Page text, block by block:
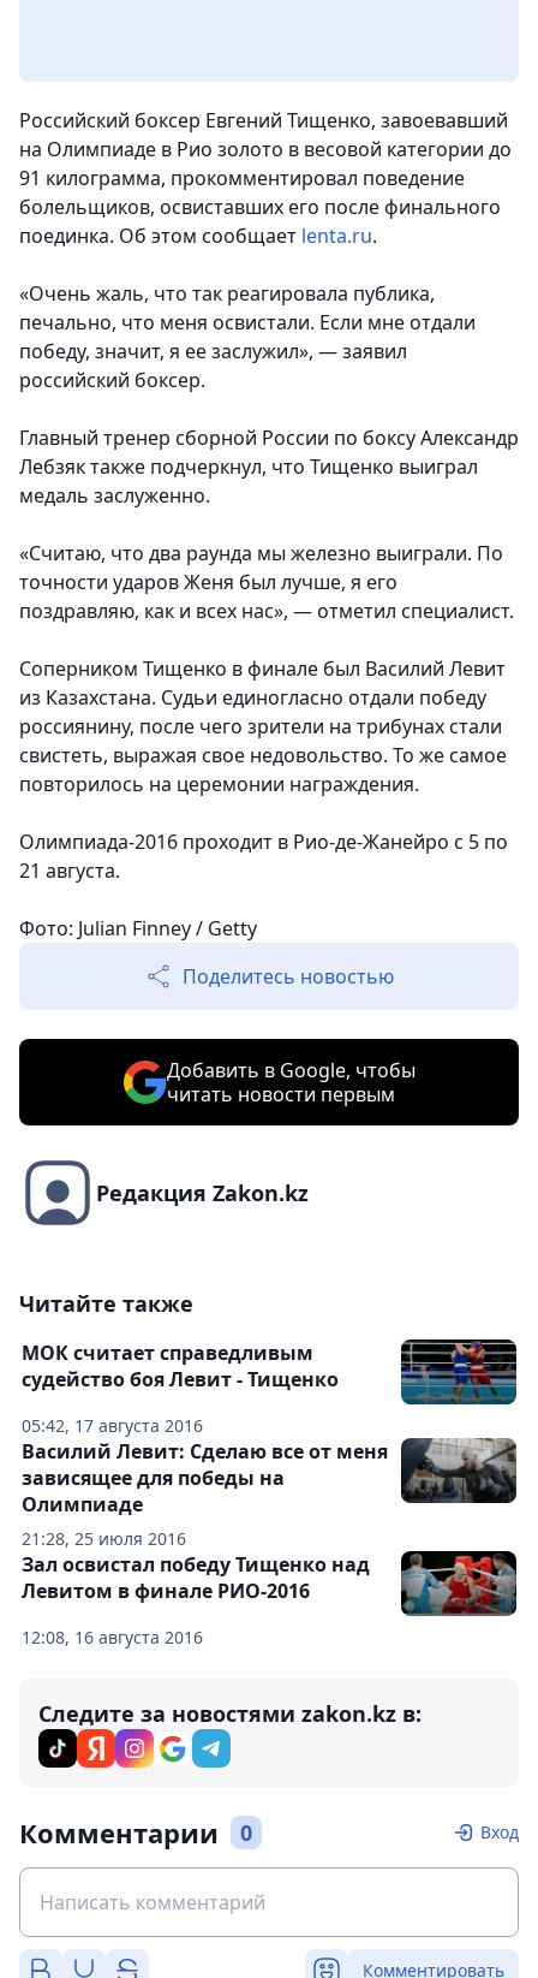
Российский боксер Евгений Тищенко, завоевавший
на Олимпиаде в Рио золото в весовой категории до
91 килограмма, прокомментировал поведение
болельщиков, освиставших его после финального
поединка. Об этом сообщает lenta.ru.
«Очень жаль, что так реагировала публика,
печально, что меня освистали. Если мне отдали
победу, значит, я ее заслужил», — заявил
российский боксер.
Главный тренер сборной России по боксу Александр
Лебзяк также подчеркнул, что Тищенко выиграл
медаль заслуженно.
«Считаю, что два раунда мы железно выиграли. По
точности ударов Женя был лучше, я его
поздравляю, как и всех нас», — отметил специалист.
Соперником Тищенко в финале был Василий Левит
из Казахстана. Судьи единогласно отдали победу
россиянину, после чего зрители на трибунах стали
свистеть, выражая свое недовольство. То же самое
повторилось на церемонии награждения.
Олимпиада-2016 проходит в Рио-де-Жанейро с 5 по
21 августа.
Фото: Julian Finney / Getty
Поделитесь новостью
Добавить в Google, чтобы
читать новости первым
Редакция Zakon.kz
Читайте также
05:42, 17 августа 2016
МОК считает справедливым
судейство боя Левит - Тищенко
21:28, 25 июля 2016
Василий Левит: Сделаю все от меня
зависящее для победы на
Олимпиаде
12:08, 16 августа 2016
Зал освистал победу Тищенко над
Левитом в финале РИО-2016
Следите за новостями zakon.kz в:
Комментарии 0 Вход
Комментировать